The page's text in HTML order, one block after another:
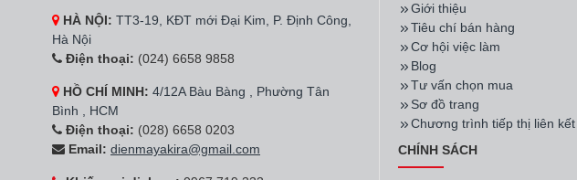
HÀ NỘI: TT3-19, KĐT mới Đại Kim, P. Định Công,
Hà Nội
Điện thoại: (024) 6658 9858
HỒ CHÍ MINH: 4/12A Bàu Bàng , Phường Tân
Bình , HCM
Điện thoại: (028) 6658 0203
Email: dienmayakira@gmail.com
Giới thiệu
Tiêu chí bán hàng
Cơ hội việc làm
Blog
Tư vấn chọn mua
Sơ đồ trang
Chương trình tiếp thị liên kết
CHÍNH SÁCH